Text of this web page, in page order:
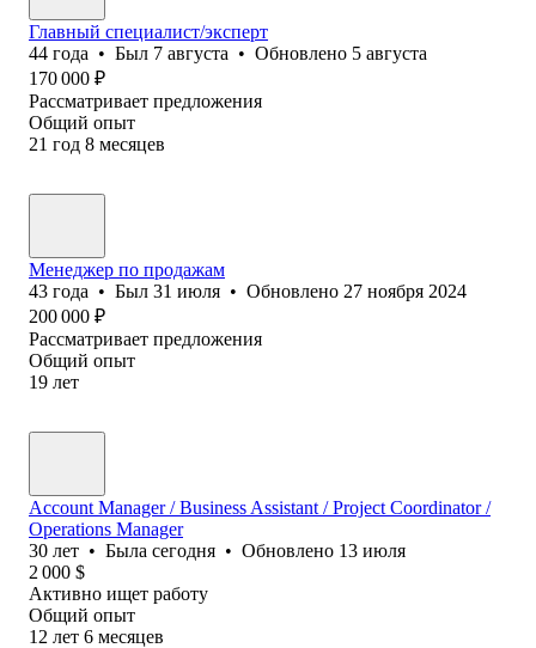
Главный специалист/эксперт
44 года • Был 7 августа • Обновлено 5 августа
170 000 ₽
Рассматривает предложения
Общий опыт
21 год 8 месяцев
Менеджер по продажам
43 года • Был 31 июля • Обновлено 27 ноября 2024
200 000 ₽
Рассматривает предложения
Общий опыт
19 лет
Account Manager / Business Assistant / Project Coordinator /
Operations Manager
30 лет • Была сегодня • Обновлено 13 июля
2 000 $
Активно ищет работу
Общий опыт
12 лет 6 месяцев